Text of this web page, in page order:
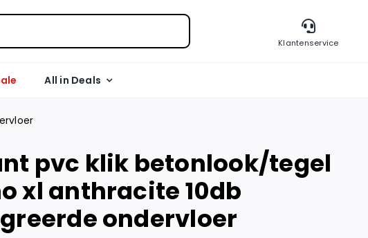
Klantenservice
All in Deals
pvc klik betonlook/tegel
xl anthracite 10db
ondervloer